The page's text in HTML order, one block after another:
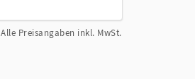
Alle Preisangaben inkl. MwSt.